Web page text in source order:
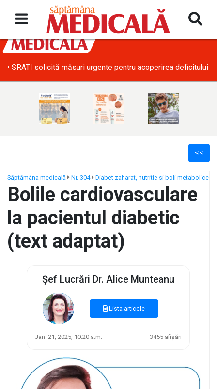
• SRATI solicită măsuri urgente pentru acoperirea deficitului
<<
Săptămâna medicală Nr. 304 Diabet zaharat, nutritie si boli metabolice
Bolile cardiovasculare
la pacientul diabetic
(text adaptat)
Șef Lucrări Dr. Alice Munteanu
Lista articole
Jan. 21, 2025, 10:20 a.m. 3455 afișări